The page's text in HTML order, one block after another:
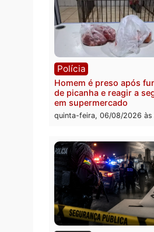
Polícia
Três suspeitos
criminosa são
receptação e
veículos em Porto
quinta-feira, 06/08/